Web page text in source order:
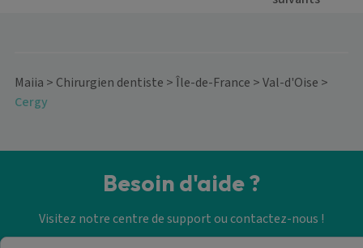
Maiia > Chirurgien dentiste >Île-de-France >Val-d'Oise >
Cergy
Besoin d'aide ?
Visitez notre centre de support ou contactez-nous !